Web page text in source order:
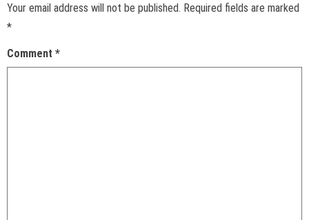
Your email address will not be published. Required fields are marked
*
Comment *